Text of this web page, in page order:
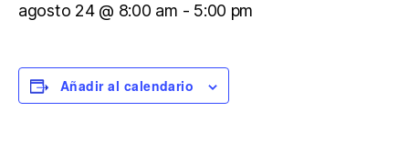
agosto 24 @ 8:00 am - 5:00 pm
Añadir al calendario